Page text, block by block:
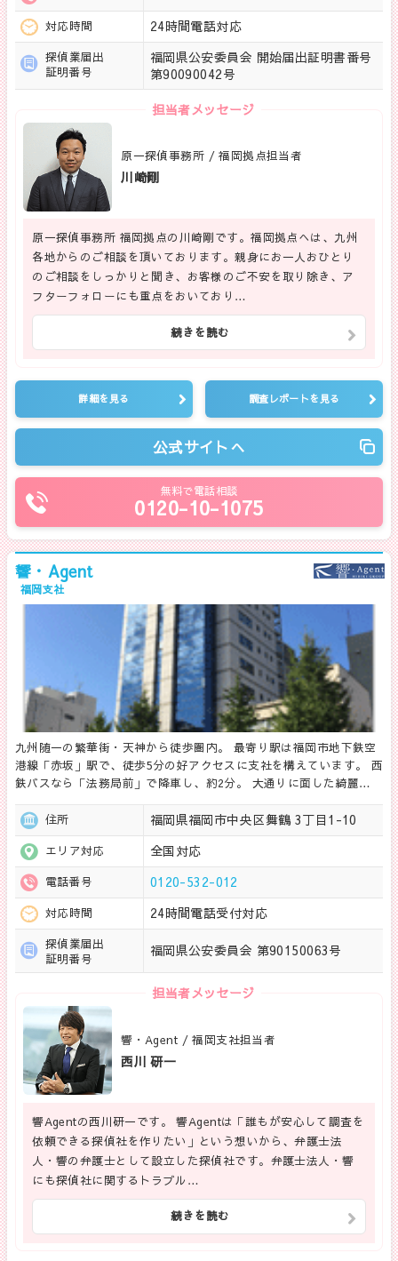
対応時間 24時間電話対応
探偵業届出
証明番号
福岡県公安委員会 開始届出証明書番号
第90090042号
担当者メッセージ
原一探偵事務所 / 福岡拠点担当者
川崎剛
原一探偵事務所 福岡拠点の川崎剛です。福岡拠点へは、九州
各地からのご相談を頂いております。親身にお一人おひとり
のご相談をしっかりと聞き、お客様のご不安を取り除き、ア
フターフォローにも重点をおいており…
続きを読む
詳細を見る 調査レポートを見る
公式サイトへ
無料で電話相談
0120-10-1075
響・Agent
福岡支社
九州随一の繁華街・天神から徒歩圏内。 最寄り駅は福岡市地下鉄空
港線「赤坂」駅で、徒歩5分の好アクセスに支社を構えています。 西
鉄バスなら「法務局前」で降車し、約2分。 大通りに面した綺麗…
住所 福岡県福岡市中央区舞鶴 3丁目1-10
エリア対応 全国対応
電話番号 0120-532-012
対応時間 24時間電話受付対応
探偵業届出
証明番号
福岡県公安委員会 第90150063号
担当者メッセージ
響・Agent / 福岡支社担当者
西川 研一
響Agentの西川研一です。 響Agentは「誰もが安心して調査を
依頼できる探偵社を作りたい」という想いから、弁護士法
人・響の弁護士として設立した探偵社です。弁護士法人・響
にも探偵社に関するトラブル…
続きを読む